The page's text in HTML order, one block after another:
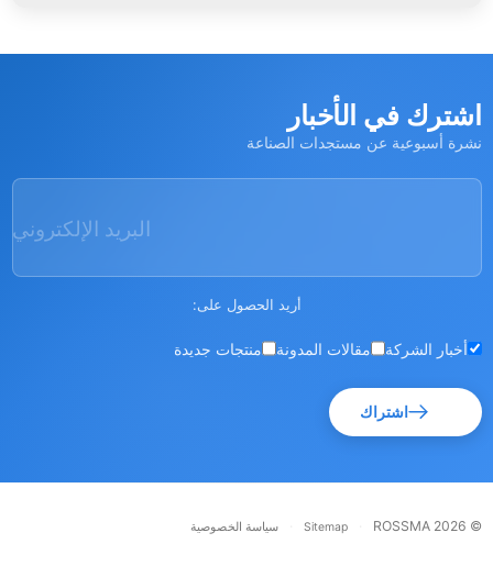
في الأخبار
أسبوعية عن مستجدات الصناعة
البريد الإلكتروني
أريد الحصول على:
أخبار الشركة مقالات المدونة منتجات جديدة
اشتراك
·
Sitemap
· سياسة الخصوصية